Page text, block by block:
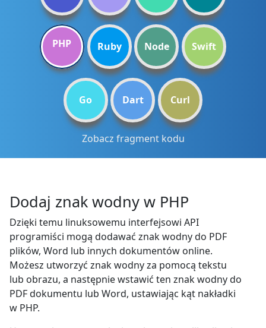
PHP Ruby Node Swift
Go Dart Curl
Zobacz fragment kodu
Dodaj znak wodny w PHP
Dzięki temu linuksowemu interfejsowi API
programiści mogą dodawać znak wodny do PDF
plików, Word lub innych dokumentów online.
Możesz utworzyć znak wodny za pomocą tekstu
lub obrazu, a następnie wstawić ten znak wodny do
PDF dokumentu lub Word, ustawiając kąt nakładki
w PHP.